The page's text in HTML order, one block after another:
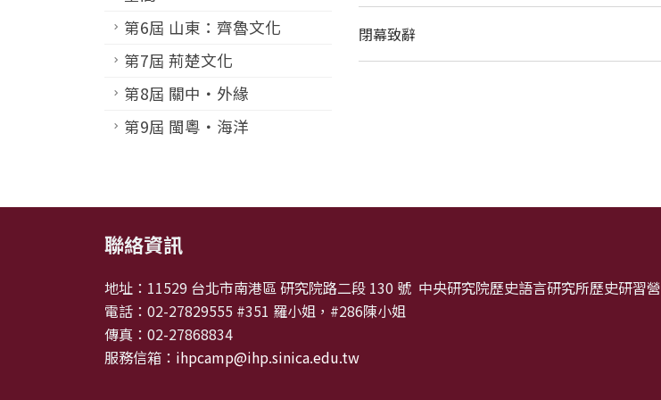
第6屆 山東：齊魯文化
第7屆 荊楚文化
第8屆 關中‧外緣
第9屆 閩粵‧海洋
閉幕致辭
聯絡資訊
地址：11529 台北市南港區 研究院路二段 130 號 中央研究院歷史語言研究所歷史研習營
電話：02-27829555 #351 羅小姐，#286陳小姐
傳真：02-27868834
服務信箱： ihpcamp@ihp.sinica.edu.tw